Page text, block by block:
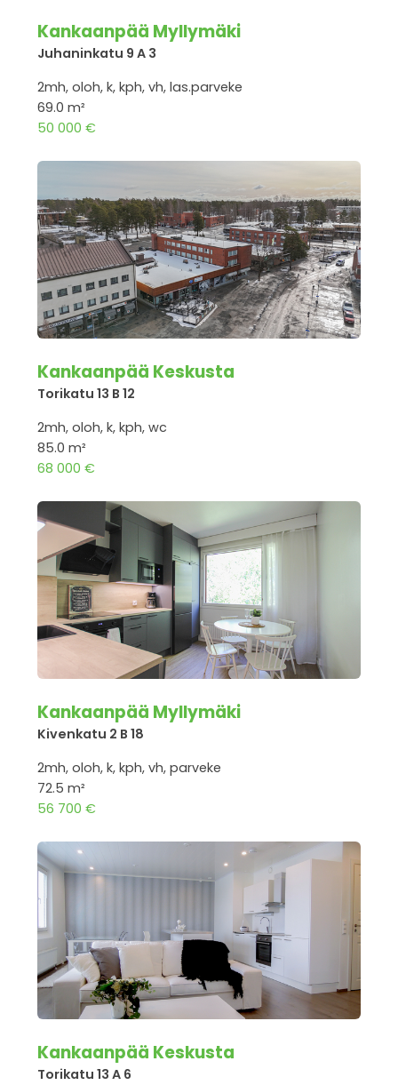
Kankaanpää Myllymäki
Juhaninkatu 9 A 3
2mh, oloh, k, kph, vh, las.parveke
69.0 m²
50 000 €
Kankaanpää Keskusta
Torikatu 13 B 12
2mh, oloh, k, kph, wc
85.0 m²
68 000 €
Kankaanpää Myllymäki
Kivenkatu 2 B 18
2mh, oloh, k, kph, vh, parveke
72.5 m²
56 700 €
Kankaanpää Keskusta
Torikatu 13 A 6